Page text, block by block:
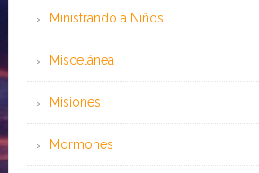
Ministrando a Niños
Miscelánea
Misiones
Mormones